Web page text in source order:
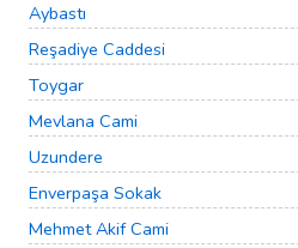
Aybastı
Reşadiye Caddesi
Toygar
Mevlana Cami
Uzundere
Enverpaşa Sokak
Mehmet Akif Cami